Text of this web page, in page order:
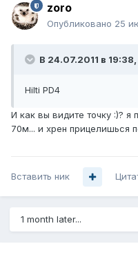
zoro
Опубликовано 25
В 24.07.2011 в
Hilti PD4
И как вы видите точку :)?
70м... и хрен прицелишься
Вставить ник
1 month later...